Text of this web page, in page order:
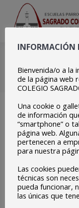
Estás aquí:
INFORMACIÓN
Bienvenida/o a la
de la página web
COLEGIO
Una cookie o
de información
“smartphone” o
página web.
pertenecen a
para nuestra
Las cookies
técnicas son
pueda funcionar,
las únicas que